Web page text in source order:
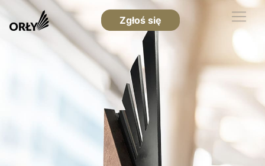
Zgłoś się